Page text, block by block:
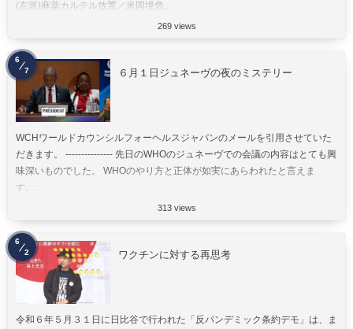
(左派)麻薬カルテル放置／米国境危...
269 views
６月１日ジュネーヴの夜のミステリー
WCHワールドカウンシルフォーヘルスジャパンのメールを引用させていた
だきます。 --------------- 先日のWHOのジュネーヴでの会議の内容はとても興
味深いものでした。 WHOのやり方と正体が如実にあらわれたと言えま
す。...
313 views
6
7
ワクチンに対する再思考
令和６年５月３１日に日比谷で行われた「反パンデミック条約デモ」は、ま
6
2